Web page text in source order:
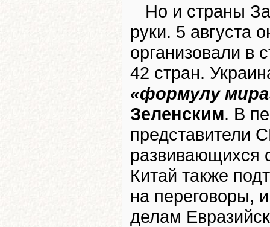
Но и страны
руки. 5 августа
организовали в
42 стран.
«формулу
Зеленским. В
представители
развивающихся
Китай также
на переговоры,
делам